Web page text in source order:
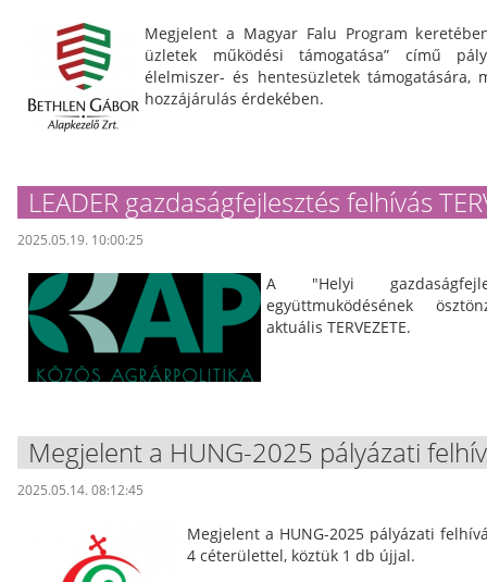
Megjelent a Magyar Falu Program
üzletek működési támogatása” című
élelmiszer- és hentesüzletek támogatására,
hozzájárulás érdekében.
LEADER gazdaságfejlesztés felhívás
2025.05.19. 10:00:25
A "Helyi
együttmuködésének
aktuális TERVEZETE.
Megjelent a HUNG-2025 pályázati
2025.05.14. 08:12:45
Megjelent a HUNG-2025 pályázati
4 céterülettel, köztük 1 db újjal.